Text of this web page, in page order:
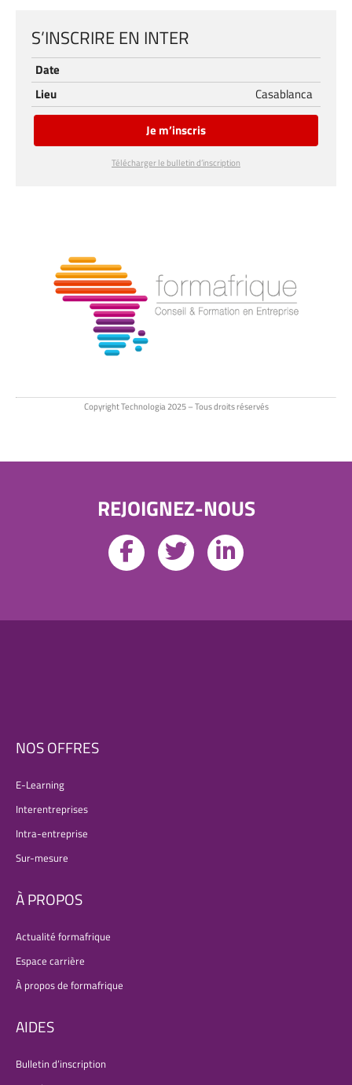
S’INSCRIRE EN INTER
Date
Lieu
Casablanca
Je m’inscris
Télécharger le bulletin d’inscription
Copyright Technologia 2025 – Tous droits réservés
REJOIGNEZ-NOUS
NOS OFFRES
E-Learning
Interentreprises
Intra-entreprise
Sur-mesure
À PROPOS
Actualité formafrique
Espace carrière
À propos de formafrique
AIDES
Bulletin d’inscription